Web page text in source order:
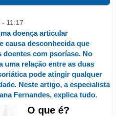
11:17
doença articular
causa desconhecida que
doentes com psoríase. No
uma relação entre as duas
pode atingir qualquer
Neste artigo, a especialista
Fernandes, explica tudo.
O que é?